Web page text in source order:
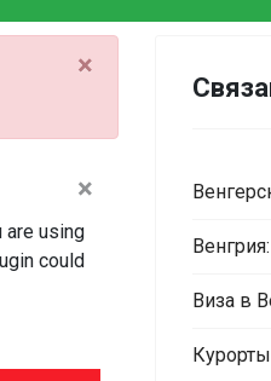
×
×
are using
could
Виза в